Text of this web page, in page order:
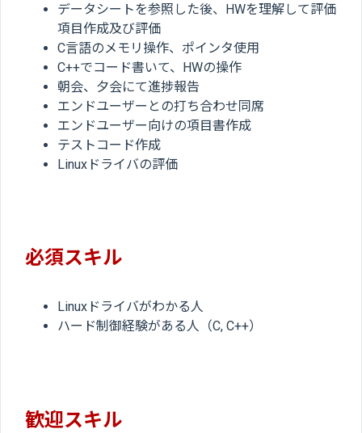
データシートを参照した後、HWを理解して評価
項目作成及び評価
C言語のメモリ操作、ポインタ使用
C++でコード書いて、HWの操作
朝会、夕会にて進捗報告
エンドユーザーとの打ち合わせ同席
エンドユーザー向けの項目書作成
テストコード作成
Linuxドライバの評価
必須スキル
Linuxドライバがわかる人
ハード制御経験がある人（C, C++）
歓迎スキル